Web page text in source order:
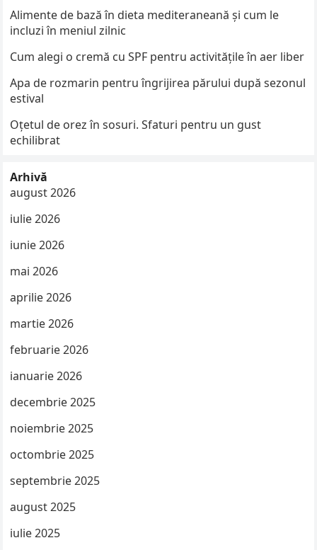
Alimente de bază în dieta mediteraneană și cum le
incluzi în meniul zilnic
Cum alegi o cremă cu SPF pentru activitățile în aer liber
Apa de rozmarin pentru îngrijirea părului după sezonul
estival
Oțetul de orez în sosuri. Sfaturi pentru un gust
echilibrat
Arhivă
august 2026
iulie 2026
iunie 2026
mai 2026
aprilie 2026
martie 2026
februarie 2026
ianuarie 2026
decembrie 2025
noiembrie 2025
octombrie 2025
septembrie 2025
august 2025
iulie 2025